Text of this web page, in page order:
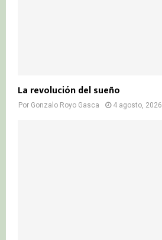
La revolución del sueño
Por Gonzalo Royo Gasca 4 agosto, 2026